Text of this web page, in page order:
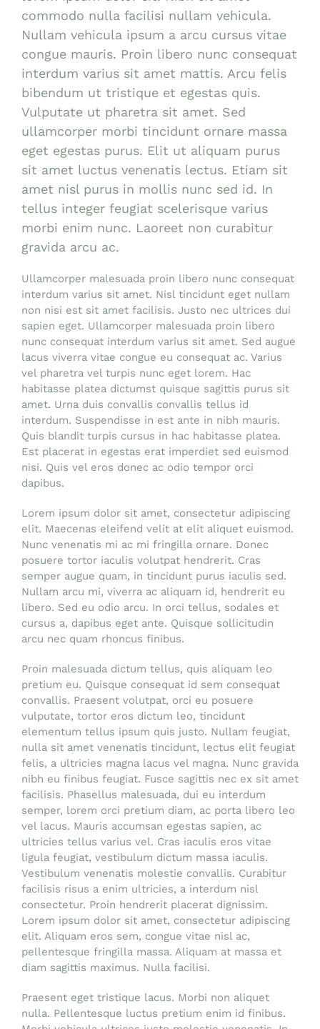
commodo nulla facilisi nullam vehicula.
Nullam vehicula ipsum a arcu cursus vitae
congue mauris. Proin libero nunc consequat
interdum varius sit amet mattis. Arcu felis
bibendum ut tristique et egestas quis.
Vulputate ut pharetra sit amet. Sed
ullamcorper morbi tincidunt ornare massa
eget egestas purus. Elit ut aliquam purus
sit amet luctus venenatis lectus. Etiam sit
amet nisl purus in mollis nunc sed id. In
tellus integer feugiat scelerisque varius
morbi enim nunc. Laoreet non curabitur
gravida arcu ac.
Ullamcorper malesuada proin libero nunc consequat
interdum varius sit amet. Nisl tincidunt eget nullam
non nisi est sit amet facilisis. Justo nec ultrices dui
sapien eget. Ullamcorper malesuada proin libero
nunc consequat interdum varius sit amet. Sed augue
lacus viverra vitae congue eu consequat ac. Varius
vel pharetra vel turpis nunc eget lorem. Hac
habitasse platea dictumst quisque sagittis purus sit
amet. Urna duis convallis convallis tellus id
interdum. Suspendisse in est ante in nibh mauris.
Quis blandit turpis cursus in hac habitasse platea.
Est placerat in egestas erat imperdiet sed euismod
nisi. Quis vel eros donec ac odio tempor orci
dapibus.
Lorem ipsum dolor sit amet, consectetur adipiscing
elit. Maecenas eleifend velit at elit aliquet euismod.
Nunc venenatis mi ac mi fringilla ornare. Donec
posuere tortor iaculis volutpat hendrerit. Cras
semper augue quam, in tincidunt purus iaculis sed.
Nullam arcu mi, viverra ac aliquam id, hendrerit eu
libero. Sed eu odio arcu. In orci tellus, sodales et
cursus a, dapibus eget ante. Quisque sollicitudin
arcu nec quam rhoncus finibus.
Proin malesuada dictum tellus, quis aliquam leo
pretium eu. Quisque consequat id sem consequat
convallis. Praesent volutpat, orci eu posuere
vulputate, tortor eros dictum leo, tincidunt
elementum tellus ipsum quis justo. Nullam feugiat,
nulla sit amet venenatis tincidunt, lectus elit feugiat
felis, a ultricies magna lacus vel magna. Nunc gravida
nibh eu finibus feugiat. Fusce sagittis nec ex sit amet
facilisis. Phasellus malesuada, dui eu interdum
semper, lorem orci pretium diam, ac porta libero leo
vel lacus. Mauris accumsan egestas sapien, ac
ultricies tellus varius vel. Cras iaculis eros vitae
ligula feugiat, vestibulum dictum massa iaculis.
Vestibulum venenatis molestie convallis. Curabitur
facilisis risus a enim ultricies, a interdum nisl
consectetur. Proin hendrerit placerat dignissim.
Lorem ipsum dolor sit amet, consectetur adipiscing
elit. Aliquam eros sem, congue vitae nisl ac,
pellentesque fringilla massa. Aliquam at massa et
diam sagittis maximus. Nulla facilisi.
Praesent eget tristique lacus. Morbi non aliquet
nulla. Pellentesque luctus pretium enim id finibus.